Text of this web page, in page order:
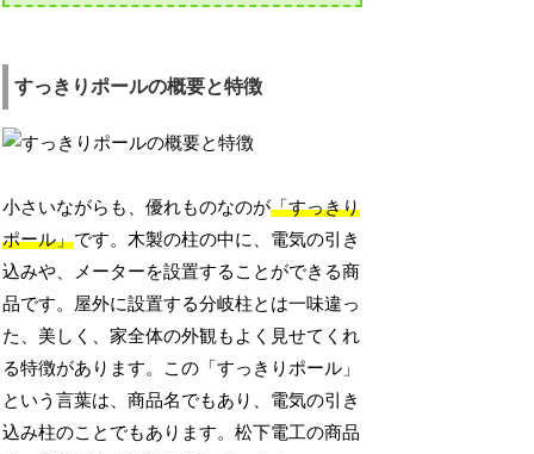
すっきりポールの概要と特徴
小さいながらも、優れものなのが「すっきり
ポール」です。木製の柱の中に、電気の引き
込みや、メーターを設置することができる商
品です。屋外に設置する分岐柱とは一味違っ
た、美しく、家全体の外観もよく見せてくれ
る特徴があります。この「すっきりポール」
という言葉は、商品名でもあり、電気の引き
込み柱のことでもあります。松下電工の商品